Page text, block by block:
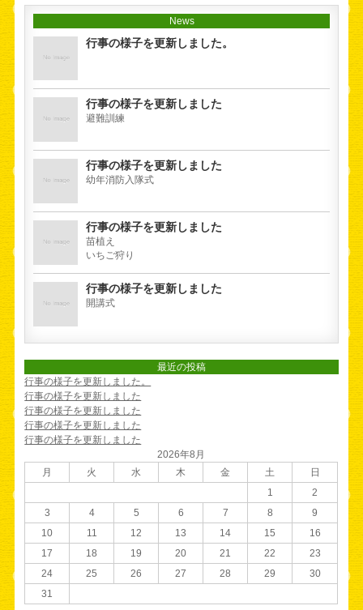
News
行事の様子を更新しました。
行事の様子を更新しました
避難訓練
行事の様子を更新しました
幼年消防入隊式
行事の様子を更新しました
苗植え
いちご狩り
行事の様子を更新しました
開講式
最近の投稿
行事の様子を更新しました。
行事の様子を更新しました
行事の様子を更新しました
行事の様子を更新しました
行事の様子を更新しました
2026年8月
月
火 水 木 金 土
日
1
2
3
4 5 6 7 8
9
10
11 12 13 14 15
16
17
18 19 20 21 22
23
24
25 26 27 28 29
30
31